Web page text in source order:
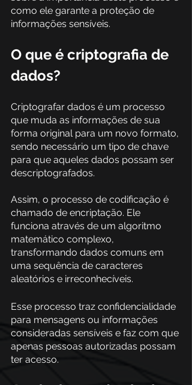
como ele garante a proteção de
informações sensíveis.
O que é criptografia de
dados?
Criptografar dados é um processo
que muda as informações de sua
forma original para um novo formato,
sendo necessário um tipo de chave
para que aqueles dados possam ser
descriptografados.
Assim, o processo de codificação é
chamado de encriptação. Ele
funciona através de um algoritmo
matemático complexo,
transformando dados comuns em
uma sequência de caracteres
aleatórios e irreconhecíveis.
Esse processo traz confidencialidade
para mensagens ou informações
consideradas sensíveis e faz com que
apenas pessoas autorizadas possam
ter acesso.